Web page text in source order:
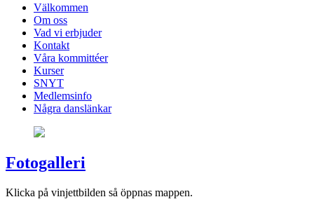
Välkommen
Om oss
Vad vi erbjuder
Kontakt
Våra kommittéer
Kurser
SNYT
Medlemsinfo
Några danslänkar
Fotogalleri
Klicka på vinjettbilden så öppnas mappen.